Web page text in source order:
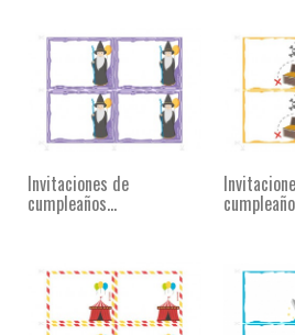
Invitaciones de
cumpleaños...